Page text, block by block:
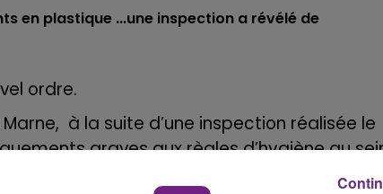
en plastique ...une inspection a révélé de
ordre.
à la suite d’une inspection réalisée le
graves aux règles d’hygiène au
Reims.